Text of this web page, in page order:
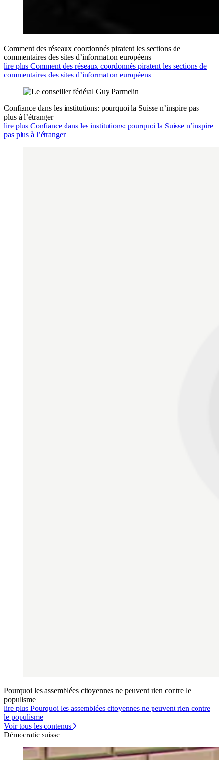
Comment des réseaux coordonnés piratent les sections de
commentaires des sites d’information européens
lire plus Comment des réseaux coordonnés piratent les sections de
commentaires des sites d’information européens
Confiance dans les institutions: pourquoi la Suisse n’inspire pas
plus à l’étranger
lire plus Confiance dans les institutions: pourquoi la Suisse n’inspire
pas plus à l’étranger
Pourquoi les assemblées citoyennes ne peuvent rien contre le
populisme
lire plus Pourquoi les assemblées citoyennes ne peuvent rien contre
le populisme
Voir tous les contenus
Démocratie suisse